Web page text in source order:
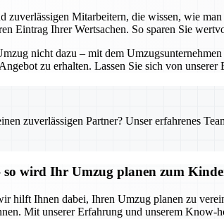
zuverlässigen Mitarbeitern, die wissen, wie
Eintrag Ihrer Wertsachen. So sparen Sie
nicht dazu – mit dem
zu erhalten. Lassen Sie sich von
zuverlässigen Partner? Unser erfahrenes
so wird Ihr Umzug planen zum
hilft Ihnen dabei, Ihren Umzug planen zu
Mit unserer Erfahrung und unserem